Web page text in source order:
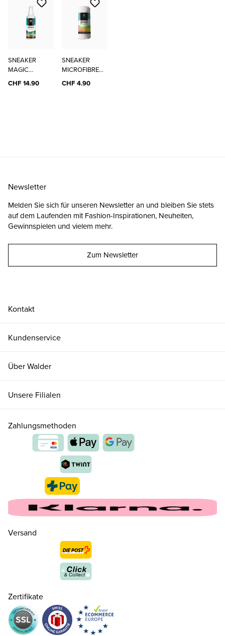
36 CHF 140.00
SNEAKER
MAGIC
CLEANER
CHF 14.90
SNEAKER
MICROFIBRE
CLOTH
CHF 4.90
Kontakt
Kundenservice
Über Walder
Unsere Filialen
Newsletter
Melden Sie sich für unseren Newsletter an und bleiben Sie stets
auf dem Laufenden mit Fashion-Inspirationen, Neuheiten,
Gewinnspielen und vielem mehr.
Zum Newsletter
Zahlungsmethoden
Versand
Zertifikate